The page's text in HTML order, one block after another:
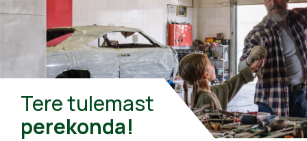
Tere tulemast
perekonda!